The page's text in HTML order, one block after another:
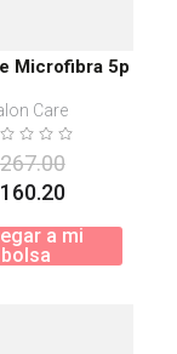
Microfibra 5p
Care
267.00
160.20
a mi
bolsa